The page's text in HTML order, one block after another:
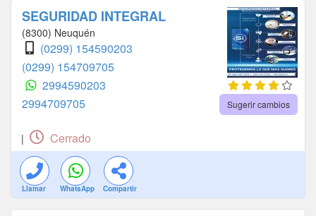
SEGURIDAD INTEGRAL
(8300) Neuquén
(0299) 154590203
(0299) 154709705
2994590203
2994709705
Sugerir cambios
| Cerrado
Llamar WhatsApp Compartir